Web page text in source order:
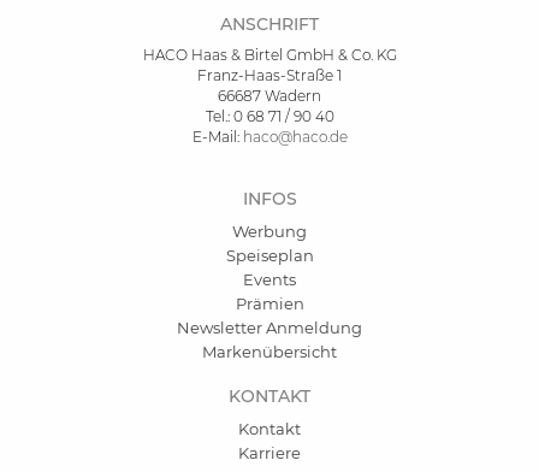
ANSCHRIFT
HACO Haas & Birtel GmbH & Co. KG
Franz-Haas-Straße 1
66687 Wadern
Tel.: 0 68 71 / 90 40
E-Mail: haco@haco.de
INFOS
Werbung
Speiseplan
Events
Prämien
Newsletter Anmeldung
Markenübersicht
KONTAKT
Kontakt
Karriere